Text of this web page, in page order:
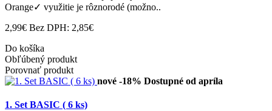
Orange✓ využitie je rôznorodé (možno..
2,99€ Bez DPH: 2,85€
Do košíka
Obľúbený produkt
Porovnať produkt
nové -18% Dostupné od apríla
1. Set BASIC ( 6 ks)